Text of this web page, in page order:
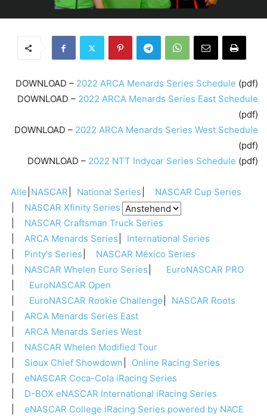
DOWNLOAD – 2022 ARCA Menards Series Schedule (pdf)
DOWNLOAD – 2022 ARCA Menards Series East Schedule
(pdf)
DOWNLOAD – 2022 ARCA Menards Series West Schedule
(pdf)
DOWNLOAD – 2022 NTT Indycar Series Schedule (pdf)
Alle NASCAR National Series
NASCAR Cup Series
NASCAR Xfinity Series
NASCAR Craftsman Truck Series
ARCA Menards Series
International Series
Pinty's Series
NASCAR México Series
NASCAR Whelen Euro Series
EuroNASCAR PRO
EuroNASCAR Open
EuroNASCAR Rookie Challenge
NASCAR Roots
ARCA Menards Series East
ARCA Menards Series West
NASCAR Whelen Modified Tour
Sioux Chief Showdown
Online Racing Series
eNASCAR Coca-Cola iRacing Series
D-BOX eNASCAR International iRacing Series
eNASCAR College iRacing Series powered by NACE